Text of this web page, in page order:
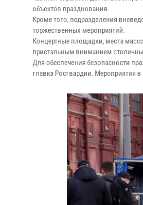
объектов празднования.
Кроме того, подразделения
торжественных мероприятий.
Концертные площадки, места
пристальным вниманием
Для обеспечения безопасности
главка Росгвардии. Мероприятия